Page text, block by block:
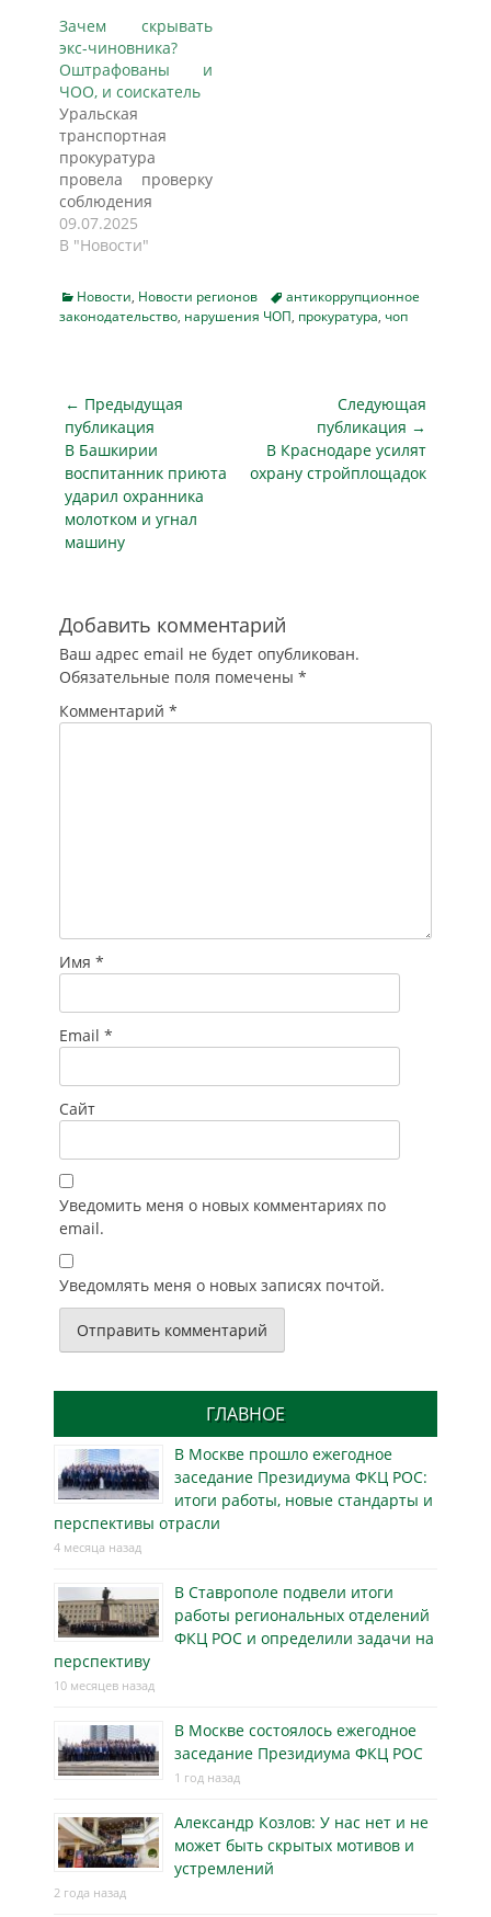
противодействии
коррупции.
Установлено, что
на работу в
частную охранную
организацию
принят бывший
федеральный
государственный
служащий. Однако
вопреки
законодательства о
противодействии
этом не уведомлен.
В этой связи
районная
прокуратура
возбудила дело об
административном
правонарушении…
Пассажирский.
Вопреки
сведения о
заключении
трудового договора
Зачем скрывать
экс-чиновника?
Оштрафованы и
ЧОО, и соискатель
Уральская
транспортная
прокуратура
провела проверку
соблюдения
требований
законодательства о
коррупции.
Установлено, что в
работу принят
бывший служащий
Уральского
таможенного
управления.
Вопреки
требованиям
законодательства о
сведения о
заключении
трудового договора
с указанным
сотрудником не
были направлены в
09.07.2025
В "Новости"
Categories
Новости, Новости регионов Tagsантикоррупционное
законодательство, нарушения ЧОП, прокуратура, чоп
Навигация
по
записям
← Предыдущая
публикация
Предыдущая
публикация
В Башкирии
воспитанник приюта
ударил охранника
молотком и угнал
машину
Следующая
публикация →
Следующая
публикация
В Краснодаре усилят
охрану стройплощадок
Добавить комментарий
Ваш адрес email не будет опубликован.
Обязательные поля помечены *
Комментарий *
Имя *
Email *
Сайт
Уведомить меня о новых комментариях по
email.
Уведомлять меня о новых записях почтой.
ГЛАВНОЕ
В Москве прошло ежегодное
заседание Президиума ФКЦ РОС:
итоги работы, новые стандарты и
перспективы отрасли
4 месяца назад
В Ставрополе подвели итоги
работы региональных отделений
ФКЦ РОС и определили задачи на
перспективу
10 месяцев назад
В Москве состоялось ежегодное
заседание Президиума ФКЦ РОС
1 год назад
Александр Козлов: У нас нет и не
может быть скрытых мотивов и
устремлений
2 года назад